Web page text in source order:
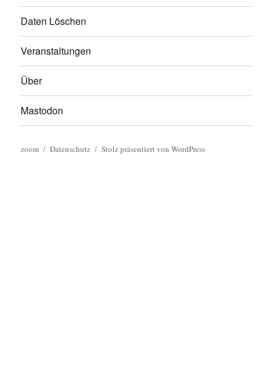
Daten Löschen
Veranstaltungen
Über
Mastodon
zoom Datenschutz Stolz präsentiert von WordPress